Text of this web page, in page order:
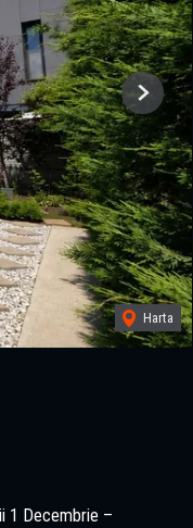
Harta
Next
1 Decembrie –